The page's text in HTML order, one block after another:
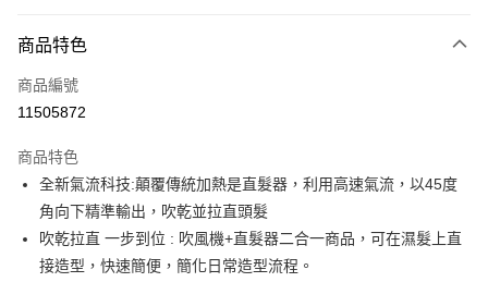
3 期 0 利率 每期
合作金庫商業銀行
上海商業儲蓄銀行
臺灣中小企業銀行
匯豐（台灣）商業銀行
華泰商業銀行
聯邦商業銀行
遠東國際商業銀行
元大商業銀行
永豐商業銀行
玉山商業銀行
星展（台灣）商業銀行
合作金庫商業銀行
上海商業儲蓄銀行
國泰世華商業銀行
兆豐國際商業銀行
匯豐（台灣）商業銀行
華泰商業銀行
聯邦商業銀行
遠東國際商業銀行
元大商業銀行
永豐商業銀行
即享券
LINE Pay
Apple Pay
街口支付
Google Pay
商品特色
商品編號
11505872
商品特色
全新氣流科技:顛覆傳統加熱是直髮器，利用高速氣流，以45度
角向下精準輸出，吹乾並拉直頭髮
吹乾拉直 一步到位 : 吹風機+直髮器二合一商品，可在濕髮上直
接造型，快速簡便，簡化日常造型流程。